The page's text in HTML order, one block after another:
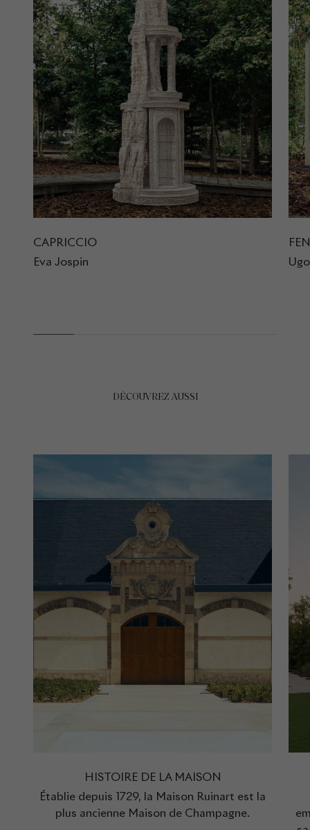
CAPRICCIO
Eva Jospin
DÉCOUVREZ AUSSI
HISTOIRE DE LA MAISON
Établie depuis 1729, la Maison Ruinart est la
plus ancienne Maison de Champagne.